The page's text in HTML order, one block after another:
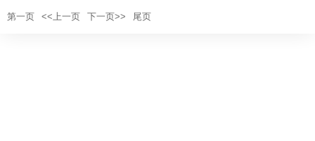
第一页 <<上一页 下一页>> 尾页